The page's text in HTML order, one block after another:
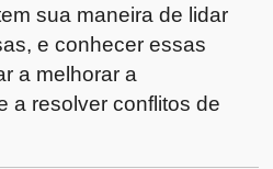
sua maneira de lidar
e conhecer essas
a melhorar a
a resolver conflitos de